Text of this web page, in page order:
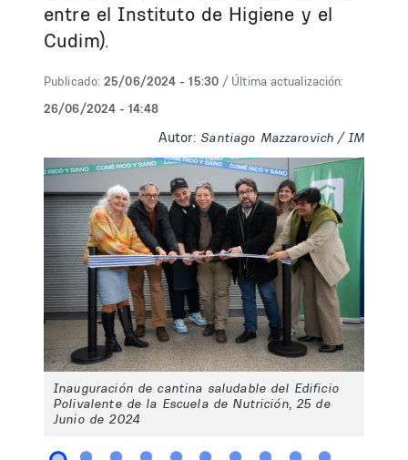
entre el Instituto de Higiene y el
Cudim).
Publicado: 25/06/2024 - 15:30 / Última actualización:
26/06/2024 - 14:48
Autor: Santiago Mazzarovich / IM
Inauguración de cantina saludable del Edificio
Polivalente de la Escuela de Nutrición, 25 de
Junio de 2024